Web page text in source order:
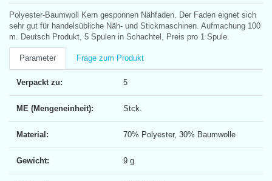
Polyester-Baumwoll Kern gesponnen Nähfaden. Der Faden eignet sich
sehr gut für handelsübliche Näh- und Stickmaschinen. Aufmachung 100
m. Deutsch Produkt, 5 Spulen in Schachtel, Preis pro 1 Spule.
Parameter Frage zum Produkt
Verpackt zu: 5
ME (Mengeneinheit): Stck.
Material: 70% Polyester, 30% Baumwolle
Gewicht: 9 g